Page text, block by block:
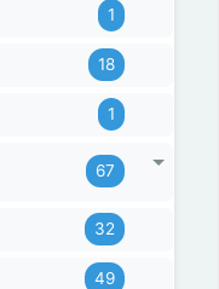
1
18
1
67
32
49